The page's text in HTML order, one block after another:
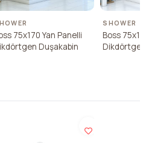
75x170 Yan Panelli
Duşakabin
SHOWER
Boss